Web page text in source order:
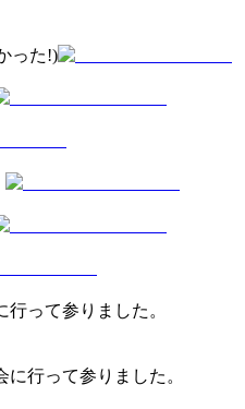
った!)
って参りました。
行って参りました。